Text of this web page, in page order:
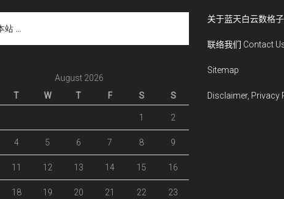
August 2026
T W T F S S
1 2
4 5 6 7 8 9
11 12 13 14 15 16
18 19 20 21 22 23
关于蓝天白云数格子
联络我们 Contact
Sitemap
Disclaimer, Privacy